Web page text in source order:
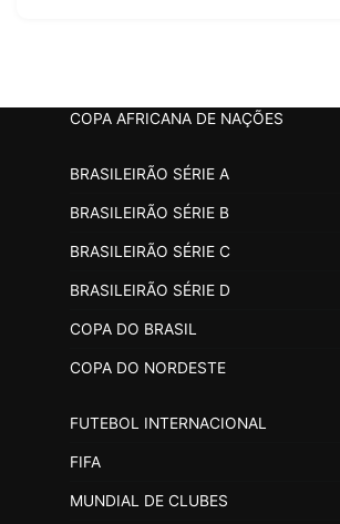
COPA AFRICANA DE NAÇÕES
BRASILEIRÃO SÉRIE A
BRASILEIRÃO SÉRIE B
BRASILEIRÃO SÉRIE C
BRASILEIRÃO SÉRIE D
COPA DO BRASIL
COPA DO NORDESTE
FUTEBOL INTERNACIONAL
FIFA
MUNDIAL DE CLUBES